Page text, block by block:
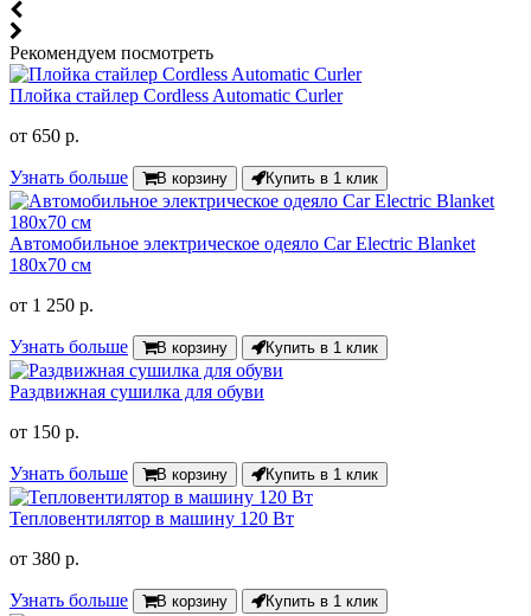
Рекомендуем посмотреть
Плойка стайлер Cordless Automatic Curler
от 650 р.
Узнать больше В корзину Купить в 1 клик
Автомобильное электрическое одеяло Car Electric Blanket
180х70 см
от 1 250 р.
Узнать больше В корзину Купить в 1 клик
Раздвижная сушилка для обуви
от 150 р.
Узнать больше В корзину Купить в 1 клик
Тепловентилятор в машину 120 Вт
от 380 р.
Узнать больше В корзину Купить в 1 клик